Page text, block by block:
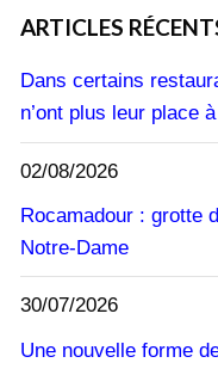
ARTICLES
Dans certains
n’ont plus leur place
02/08/2026
Rocamadour : grotte
Notre-Dame
30/07/2026
Une nouvelle forme